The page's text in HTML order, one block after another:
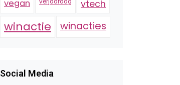
vegan vtech
winactie winacties
Social Media